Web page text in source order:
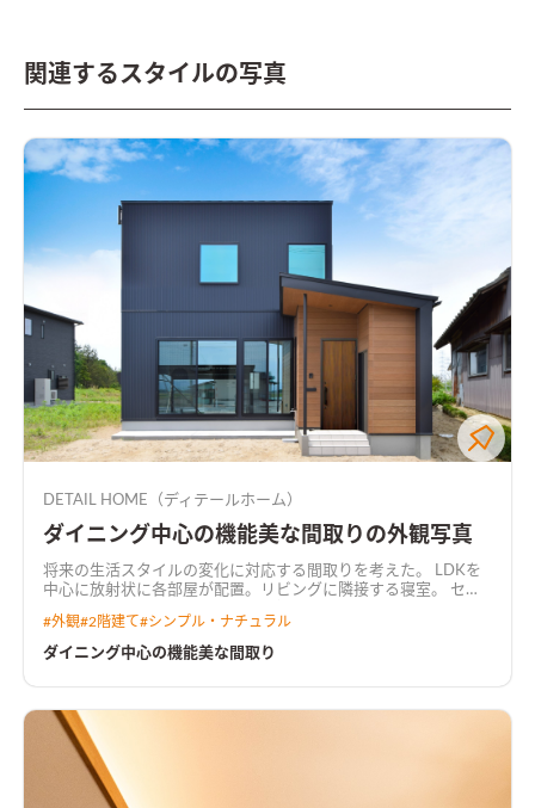
関連するスタイルの写真
DETAIL HOME（ディテールホーム）
ダイニング中心の機能美な間取りの外観写真
将来の生活スタイルの変化に対応する間取りを考えた。 LDKを
中心に放射状に各部屋が配置。リビングに隣接する寝室。 セン
て暮らしが想像できる間取り。
#外観#2階建て#シンプル・ナチュラル
ダイニング中心の機能美な間取り